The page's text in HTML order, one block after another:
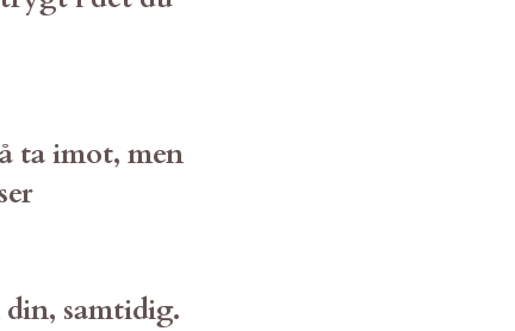
ta imot, men
samtidig.